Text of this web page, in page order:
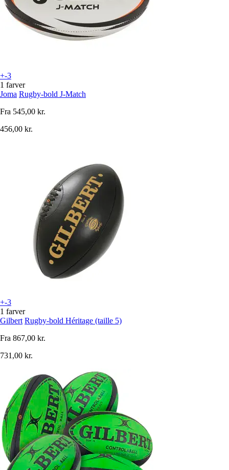
+-3
1 farver
Joma Rugby-bold J-Match
Fra 545,00 kr.
456,00 kr.
+-3
1 farver
Gilbert Rugby-bold Héritage (taille 5)
Fra 867,00 kr.
731,00 kr.